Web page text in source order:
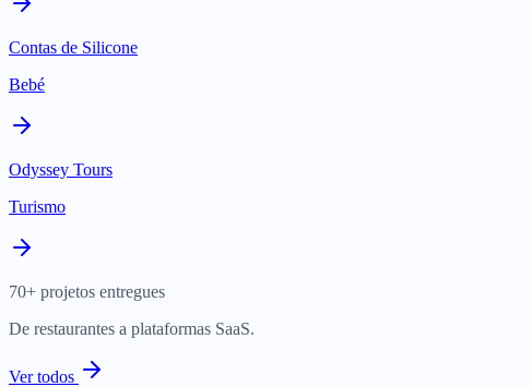
Contas de Silicone
Bebé
Odyssey Tours
Turismo
70+ projetos entregues
De restaurantes a plataformas SaaS.
Ver todos